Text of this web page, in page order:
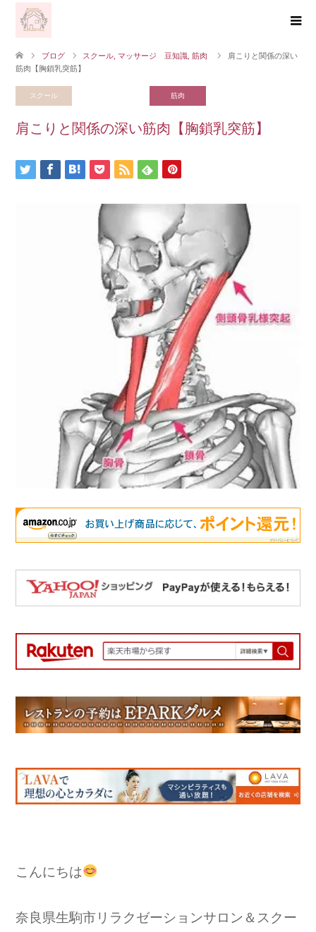
ブログ スクール マッサージ 豆知識 筋肉
肩こりと関係の深い
筋肉【胸鎖乳突筋】
スクール 筋肉
肩こりと関係の深い筋肉【胸鎖乳突筋】
こんにちは
奈良県生駒市リラクゼーションサロン＆スクー